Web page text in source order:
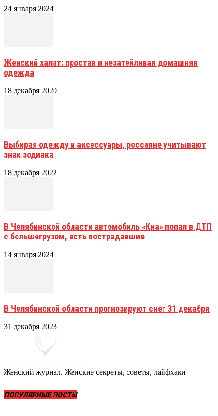
24 января 2024
Женский халат: простая и незатейливая домашняя
одежда
18 декабря 2020
Выбирая одежду и аксессуары, россияне учитывают
знак зодиака
18 декабря 2022
В Челябинской области автомобиль «Киа» попал в ДТП
с большегрузом, есть пострадавшие
14 января 2024
В Челябинской области прогнозируют снег 31 декабря
31 декабря 2023
Женский журнал. Женские секреты, советы, лайфхаки
ПОПУЛЯРНЫЕ ПОСТЫ